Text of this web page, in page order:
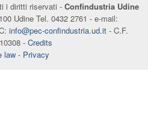
i diritti riservati - Confindustria Udine
Udine Tel. 0432 2761 - e-mail:
info@pec-confindustria.ud.it - C.F.
- Credits
law- Privacy